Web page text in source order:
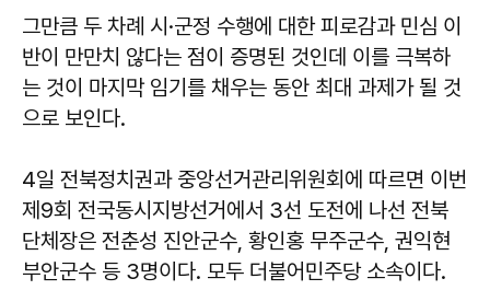
그만큼 두 차례 시·군정 수행에 대한 피로감과 민심 이
반이 만만치 않다는 점이 증명된 것인데 이를 극복하
는 것이 마지막 임기를 채우는 동안 최대 과제가 될 것
으로 보인다.
4일 전북정치권과 중앙선거관리위원회에 따르면 이번
제9회 전국동시지방선거에서 3선 도전에 나선 전북
단체장은 전춘성 진안군수, 황인홍 무주군수, 권익현
부안군수 등 3명이다. 모두 더불어민주당 소속이다.